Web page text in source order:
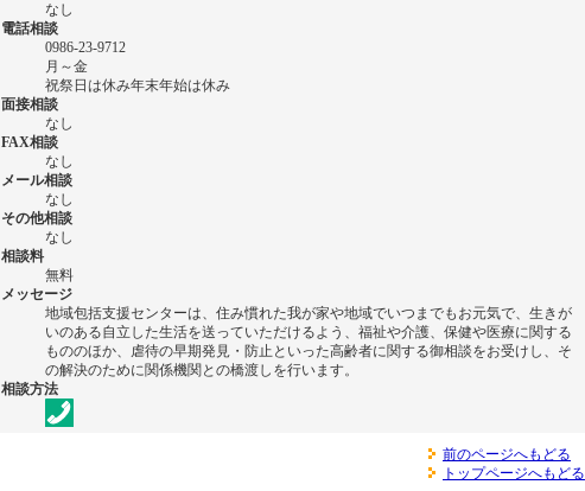
なし
電話相談
0986-23-9712
月～金
祝祭日は休み年末年始は休み
面接相談
なし
FAX相談
なし
メール相談
なし
その他相談
なし
相談料
無料
メッセージ
地域包括支援センターは、住み慣れた我が家や地域でいつまでもお元気で、生きが
いのある自立した生活を送っていただけるよう、福祉や介護、保健や医療に関する
もののほか、虐待の早期発見・防止といった高齢者に関する御相談をお受けし、そ
の解決のために関係機関との橋渡しを行います。
相談方法
前のページへもどる
トップページへもどる